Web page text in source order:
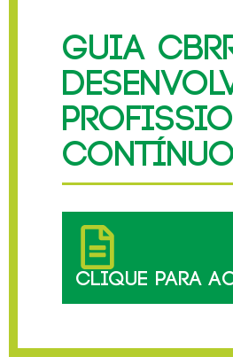
GUIA
CONTÍNUO
CLIQUE PARA